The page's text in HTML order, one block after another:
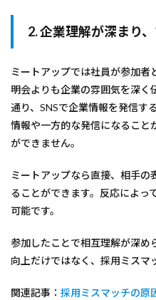
2. 企業理解が深まり
ミートアップでは社員が参加
明会よりも企業の雰囲気を深く
通り、SNSで企業情報を発信す
情報や一方的な発信になること
ができません。
ミートアップなら直接、相手の
ることができます。反応によっ
可能です。
参加したことで相互理解が深め
向上だけではなく、採用ミスマ
関連記事： 採用ミスマッチの原